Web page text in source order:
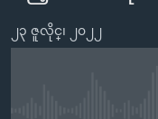
သို့
အစ္စရေး-ပါလက်စတိုင်း
ရပ်ဝန်းတခု လမ်းတခု
အင်္ဂလိပ်စာလေ့လာမယ်
၂၃ ဇူလိုင္၊ ၂၀၂၂